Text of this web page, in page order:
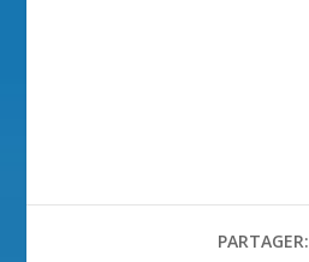
PARTAGER: